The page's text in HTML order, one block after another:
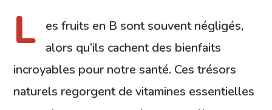
L
es fruits en B sont souvent négligés,
alors qu’ils cachent des bienfaits
incroyables pour notre santé. Ces trésors
naturels regorgent de vitamines essentielles